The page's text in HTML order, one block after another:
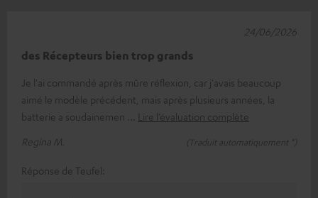
des Récepteurs bien trop grands
Je l'ai commandé après mûre réflexion, car j'avais beaucoup
aimé le modèle précédent, mais après plusieurs années, la
batterie a soudainemen
Lire l’évaluation complète
Regina M.
(Traduit automatiquement *)
24/06/2026
Réponse de Teufel: